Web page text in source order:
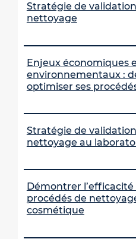
Stratégie de
nettoyage
Enjeux économiques
environnementaux :
optimiser ses
Stratégie de
nettoyage au
Démontrer
procédés de
cosmétique